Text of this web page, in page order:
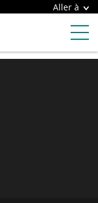
Aller à